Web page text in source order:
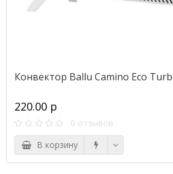
Конвектор Ballu Camino Eco
220.00 р
0 отзывов
В корзину